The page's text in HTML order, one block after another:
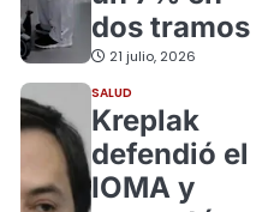
dos tramos
21 julio, 2026
SALUD
Kreplak
defendió el
IOMA y